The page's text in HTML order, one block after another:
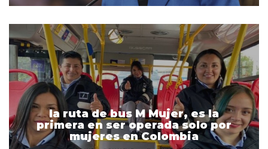
la ruta de bus M Mujer, es la
primera en ser operada solo por
mujeres en Colombia